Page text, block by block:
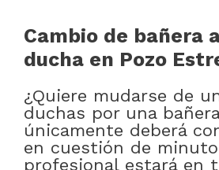
Cambio de bañera
ducha en Pozo
¿Quiere mudarse de
duchas por una
únicamente deberá
en cuestión de
profesional estará en